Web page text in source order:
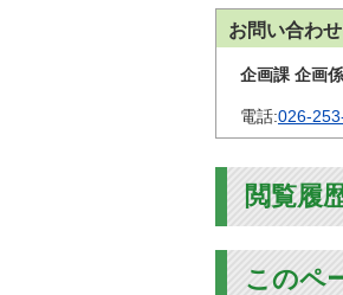
お問い合わせ
企画課 企画係
電話:026-
閲覧履
このペ